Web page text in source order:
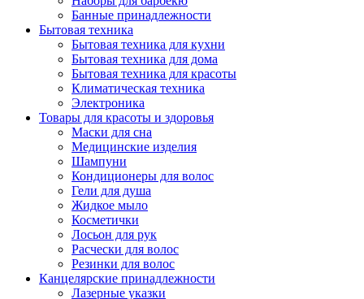
Банные принадлежности
Бытовая техника
Бытовая техника для кухни
Бытовая техника для дома
Бытовая техника для красоты
Климатическая техника
Электроника
Товары для красоты и здоровья
Маски для сна
Медицинские изделия
Шампуни
Кондиционеры для волос
Гели для душа
Жидкое мыло
Косметички
Лосьон для рук
Расчески для волос
Резинки для волос
Канцелярские принадлежности
Лазерные указки